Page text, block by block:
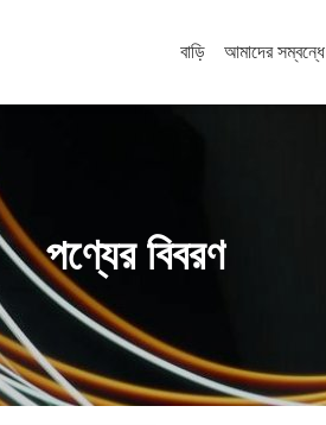
বাড়ি আমাদের সম্বন্ধে
পণ্যের বিবরণ